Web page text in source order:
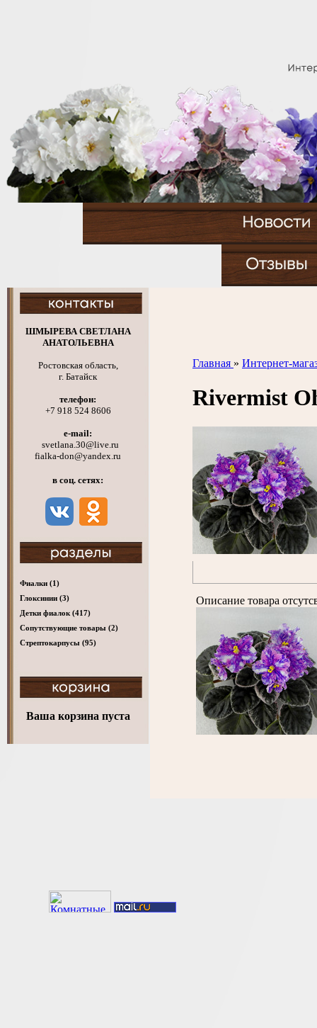
ШМЫРЕВА СВЕТЛАНА
АНАТОЛЬЕВНА
Ростовская область,
г. Батайск
телефон:
+7 918 524 8606
e-mail:
svetlana.30@live.ru
fialka-don@yandex.ru
в соц. сетях:
Фиалки (1)
Глоксинии (3)
Детки фиалок (417)
Cопутствующие товары (2)
Стрептокарпусы (95)
Ваша корзина пуста
Главная » Интернет-
Rivermist
Описание товара